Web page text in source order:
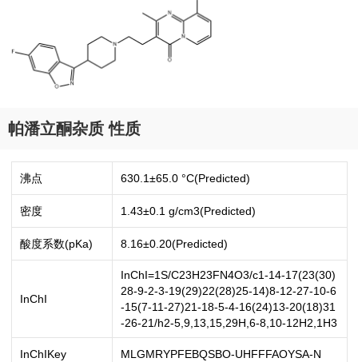
帕潘立酮杂质 性质
沸点 630.1±65.0 °C(Predicted)
密度 1.43±0.1 g/cm3(Predicted)
酸度系数(pKa) 8.16±0.20(Predicted)
InChI
InChI=1S/C23H23FN4O3/c1-14-17(23(30)
28-9-2-3-19(29)22(28)25-14)8-12-27-10-6
-15(7-11-27)21-18-5-4-16(24)13-20(18)31
-26-21/h2-5,9,13,15,29H,6-8,10-12H2,1H3
InChIKey MLGMRYPFEBQSBO-UHFFFAOYSA-N